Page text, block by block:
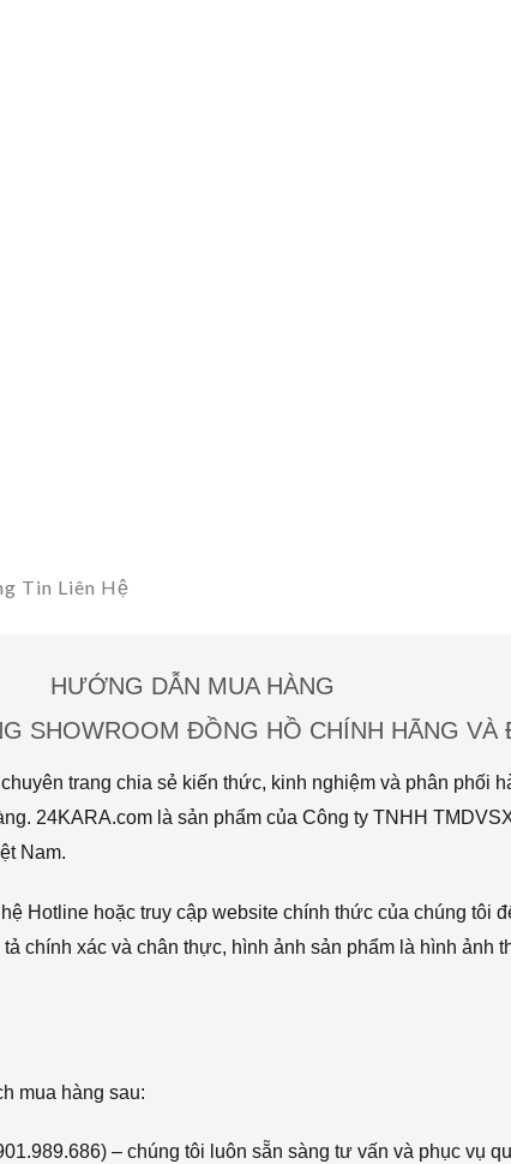
Tin Liên Hệ
HƯỚNG DẪN MUA HÀNG
SHOWROOM ĐỒNG HỒ CHÍNH HÃNG VÀ
trang chia sẻ kiến thức, kinh nghiệm và phân phối
24KARA.com là sản phẩm của Công ty TNHH
Nam.
Hotline hoặc truy cập website chính thức của chúng tôi
chính xác và chân thực, hình ảnh sản phẩm là hình ảnh
mua hàng sau:
– chúng tôi luôn sẵn sàng tư vấn và phục vụ